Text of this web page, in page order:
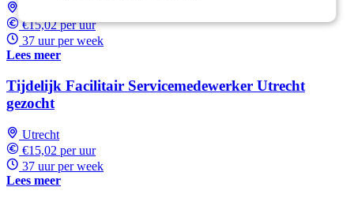
€15,02 per uur
37 uur per week
Lees meer
Tijdelijk Facilitair Servicemedewerker Utrecht
gezocht
Utrecht
€15,02 per uur
37 uur per week
Lees meer